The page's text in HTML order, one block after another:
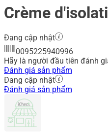
Crème
Đang cập nhật
0095225940996
Hãy là người đầu tiên đánh
Đánh giá sản phẩm
Đang cập nhật
Đánh giá sản phẩm